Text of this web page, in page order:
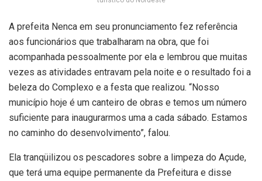
A prefeita Nenca em seu pronunciamento fez referência
aos funcionários que trabalharam na obra, que foi
acompanhada pessoalmente por ela e lembrou que muitas
vezes as atividades entravam pela noite e o resultado foi a
beleza do Complexo e a festa que realizou. “Nosso
município hoje é um canteiro de obras e temos um número
suficiente para inaugurarmos uma a cada sábado. Estamos
no caminho do desenvolvimento”, falou.
Ela tranqüilizou os pescadores sobre a limpeza do Açude,
que terá uma equipe permanente da Prefeitura e disse